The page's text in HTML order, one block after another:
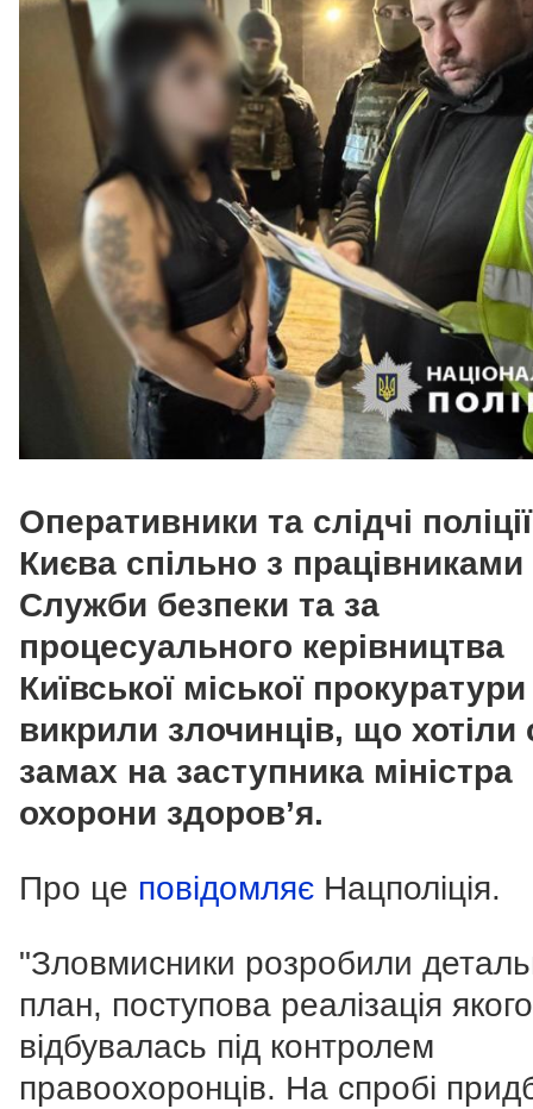
Оперативники та слідчі поліції
Києва спільно з працівниками
Служби безпеки та за
процесуального керівництва
Київської міської прокуратури
викрили злочинців, що хотіли
замах на заступника міністра
охорони здоров’я.
Про це повідомляє Нацполіція.
"Зловмисники розробили
план, поступова реалізація якого
відбувалась під контролем
правоохоронців. На спробі